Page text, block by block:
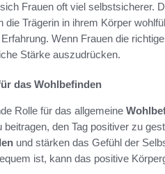
Frauen oft viel selbstsicherer.
Trägerin in ihrem Körper
Wenn Frauen die
Stärke auszudrücken.
das Wohlbefinden
Rolle für das allgemeine
den Tag positiver zu
und stärken das Gefühl der
ist, kann das positive